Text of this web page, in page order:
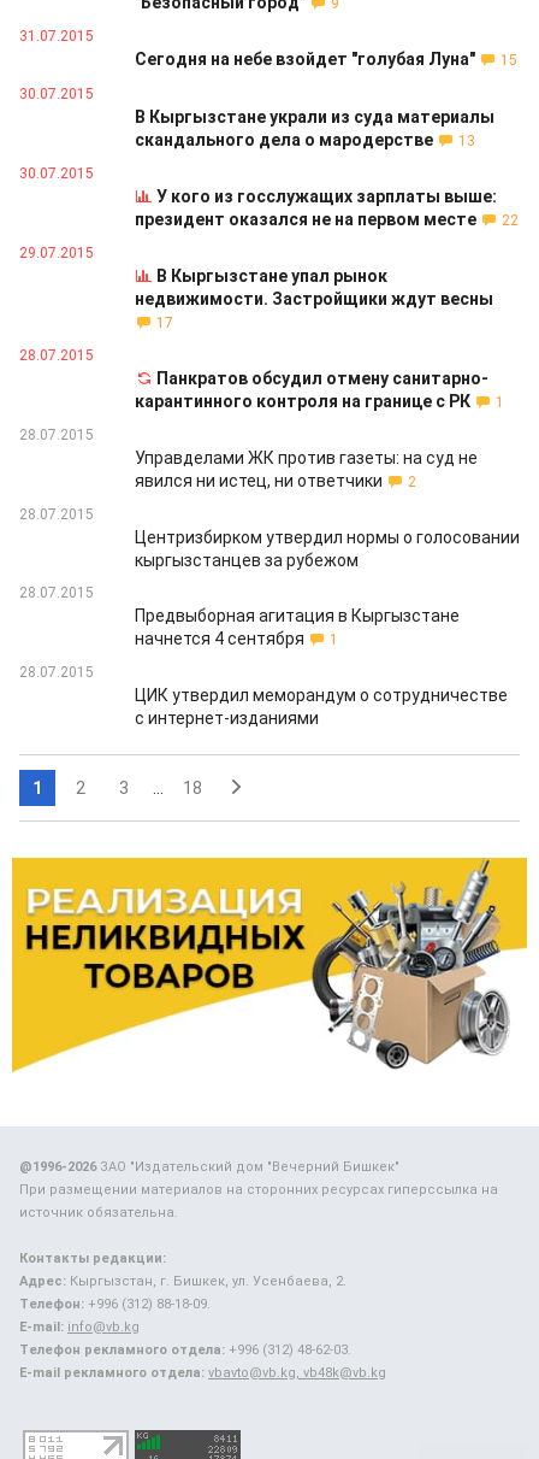
9
31.07.2015
Сегодня на небе взойдет "голубая Луна"
15
30.07.2015
В Кыргызстане украли из суда материалы
скандального дела о мародерстве
13
30.07.2015
У кого из госслужащих зарплаты выше:
президент оказался не на первом месте
22
29.07.2015
В Кыргызстане упал рынок
недвижимости. Застройщики ждут весны
17
28.07.2015
Панкратов обсудил отмену санитарно-
карантинного контроля на границе с РК
1
28.07.2015
Управделами ЖК против газеты: на суд не
явился ни истец, ни ответчики
2
28.07.2015
Центризбирком утвердил нормы о голосовании
кыргызстанцев за рубежом
28.07.2015
Предвыборная агитация в Кыргызстане
начнется 4 сентября
1
28.07.2015
ЦИК утвердил меморандум о сотрудничестве
с интернет-изданиями
1 2 3 18
@1996-2026ЗАО "Издательский дом "Вечерний Бишкек"
При размещении материалов на сторонних ресурсах гиперссылка на
источник обязательна.
Контакты редакции:
Адрес: Кыргызстан, г. Бишкек, ул. Усенбаева, 2.
Телефон: +996 (312) 88-18-09.
E-mail: info@vb.kg
Телефон рекламного отдела: +996 (312) 48-62-03.
E-mail рекламного отдела: vbavto@vb.kg, vb48k@vb.kg